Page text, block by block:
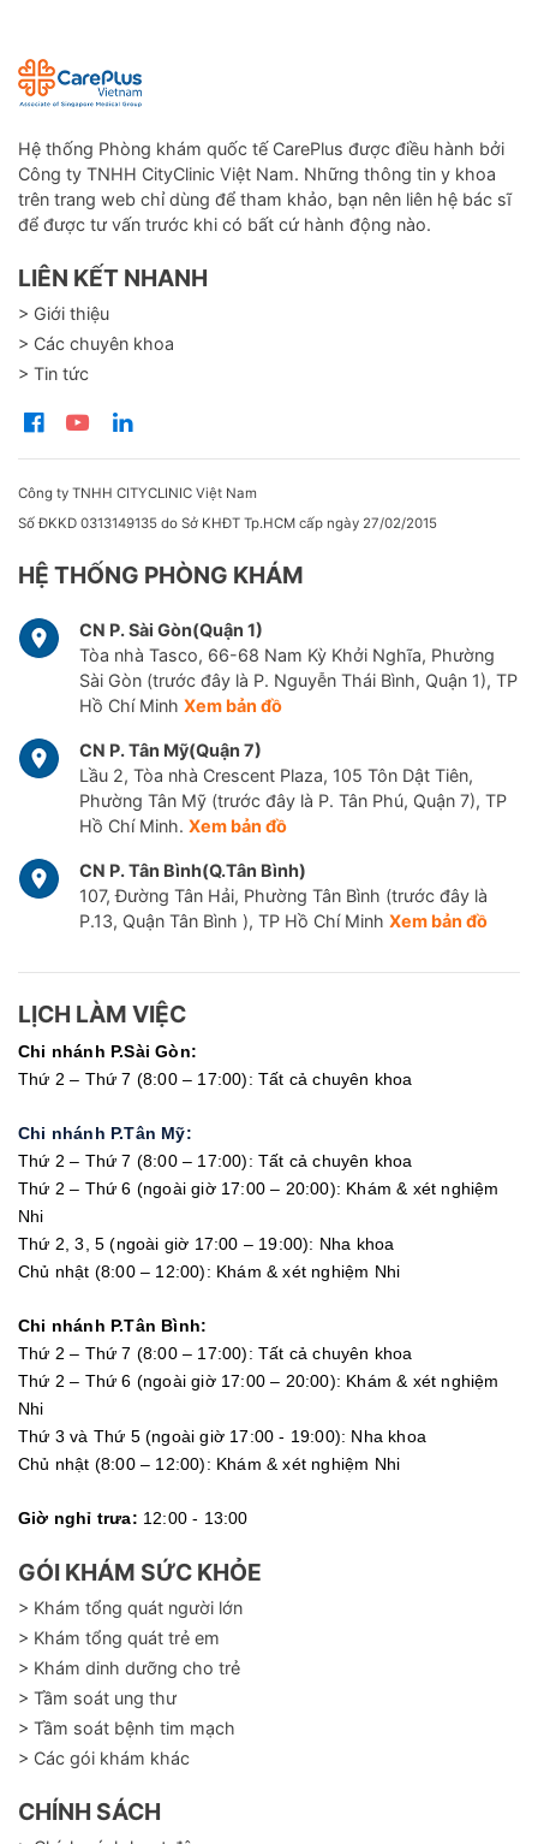
Hệ thống Phòng khám quốc tế CarePlus được điều hành bởi
Công ty TNHH CityClinic Việt Nam. Những thông tin y khoa
trên trang web chỉ dùng để tham khảo, bạn nên liên hệ bác sĩ
để được tư vấn trước khi có bất cứ hành động nào.
LIÊN KẾT NHANH
> Giới thiệu
> Các chuyên khoa
> Tin tức
Công ty TNHH CITYCLINIC Việt Nam
Số ĐKKD 0313149135 do Sở KHĐT Tp.HCM cấp ngày 27/02/2015
HỆ THỐNG PHÒNG KHÁM
CN P. Sài Gòn(Quận 1)
Tòa nhà Tasco, 66-68 Nam Kỳ Khởi Nghĩa, Phường
Sài Gòn (trước đây là P. Nguyễn Thái Bình, Quận 1), TP
Hồ Chí Minh Xem bản đồ
CN P. Tân Mỹ(Quận 7)
Lầu 2, Tòa nhà Crescent Plaza, 105 Tôn Dật Tiên,
Phường Tân Mỹ (trước đây là P. Tân Phú, Quận 7), TP
Hồ Chí Minh. Xem bản đồ
CN P. Tân Bình(Q.Tân Bình)
107, Đường Tân Hải, Phường Tân Bình (trước đây là
P.13, Quận Tân Bình ), TP Hồ Chí Minh Xem bản đồ
LỊCH LÀM VIỆC
Chi nhánh P.Sài Gòn:
Thứ 2 – Thứ 7 (8:00 – 17:00): Tất cả chuyên khoa
Chi nhánh P.Tân Mỹ:
Thứ 2 – Thứ 7 (8:00 – 17:00): Tất cả chuyên khoa
Thứ 2 – Thứ 6 (ngoài giờ 17:00 – 20:00): Khám & xét nghiệm
Nhi
Thứ 2, 3, 5 (ngoài giờ 17:00 – 19:00): Nha khoa
Chủ nhật (8:00 – 12:00): Khám & xét nghiệm Nhi
Chi nhánh P.Tân Bình:
Thứ 2 – Thứ 7 (8:00 – 17:00): Tất cả chuyên khoa
Thứ 2 – Thứ 6 (ngoài giờ 17:00 – 20:00): Khám & xét nghiệm
Nhi
Thứ 3 và Thứ 5 (ngoài giờ 17:00 - 19:00): Nha khoa
Chủ nhật (8:00 – 12:00): Khám & xét nghiệm Nhi
Giờ nghỉ trưa: 12:00 - 13:00
GÓI KHÁM SỨC KHỎE
> Khám tổng quát người lớn
> Khám tổng quát trẻ em
> Khám dinh dưỡng cho trẻ
> Tầm soát ung thư
> Tầm soát bệnh tim mạch
> Các gói khám khác
CHÍNH SÁCH